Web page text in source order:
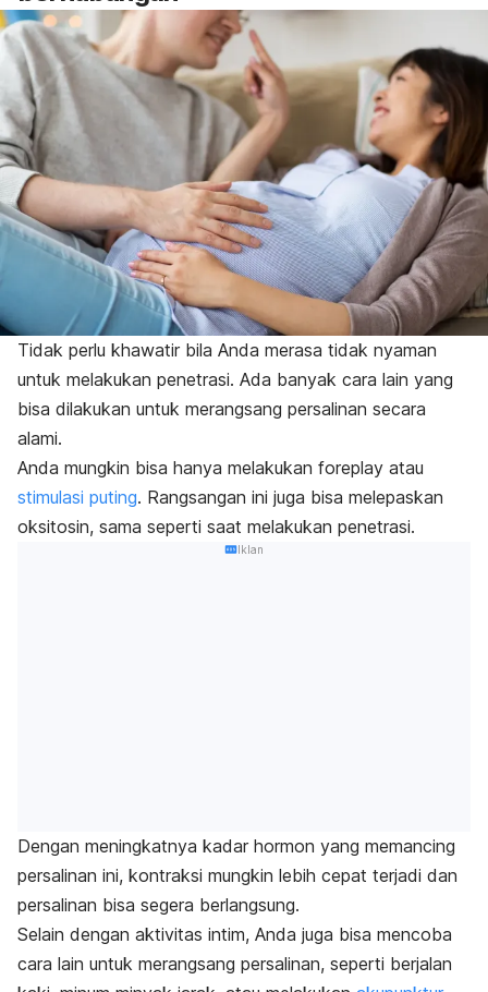
Tidak perlu khawatir bila Anda merasa tidak nyaman
untuk melakukan penetrasi. Ada banyak cara lain yang
bisa dilakukan untuk merangsang persalinan secara
alami.
Anda mungkin bisa hanya melakukan foreplay atau
stimulasi puting. Rangsangan ini juga bisa melepaskan
oksitosin, sama seperti saat melakukan penetrasi.
Iklan
Dengan meningkatnya kadar hormon yang memancing
persalinan ini, kontraksi mungkin lebih cepat terjadi dan
persalinan bisa segera berlangsung.
Selain dengan aktivitas intim, Anda juga bisa mencoba
cara lain untuk merangsang persalinan, seperti berjalan